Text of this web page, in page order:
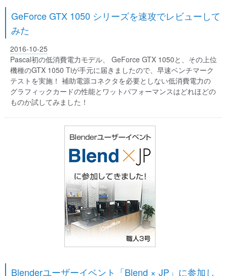
GeForce GTX 1050 シリーズを速攻でレビューして
みた
2016-10-25
Pascal初の低消費電力モデル、 GeForce GTX 1050と、その上位
機種のGTX 1050 Tiが手元に届きましたので、早速ベンチマーク
テストを実施！ 補助電源コネクタを必要としない低消費電力の
グラフィックカードの性能とワットパフォーマンスはどれほどの
ものか試してみました！
Blenderユーザーイベント「Blend × JP」に参加し